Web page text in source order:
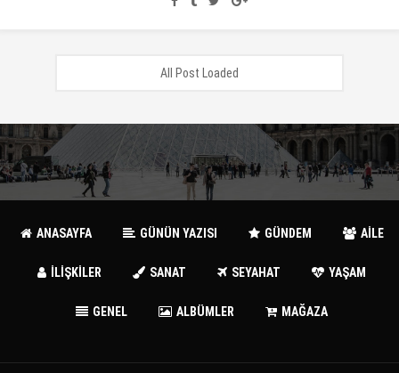
All Post Loaded
ANASAYFA GÜNÜN YAZISI GÜNDEM AİLE
İLİŞKİLER SANAT SEYAHAT YAŞAM
GENEL ALBÜMLER MAĞAZA